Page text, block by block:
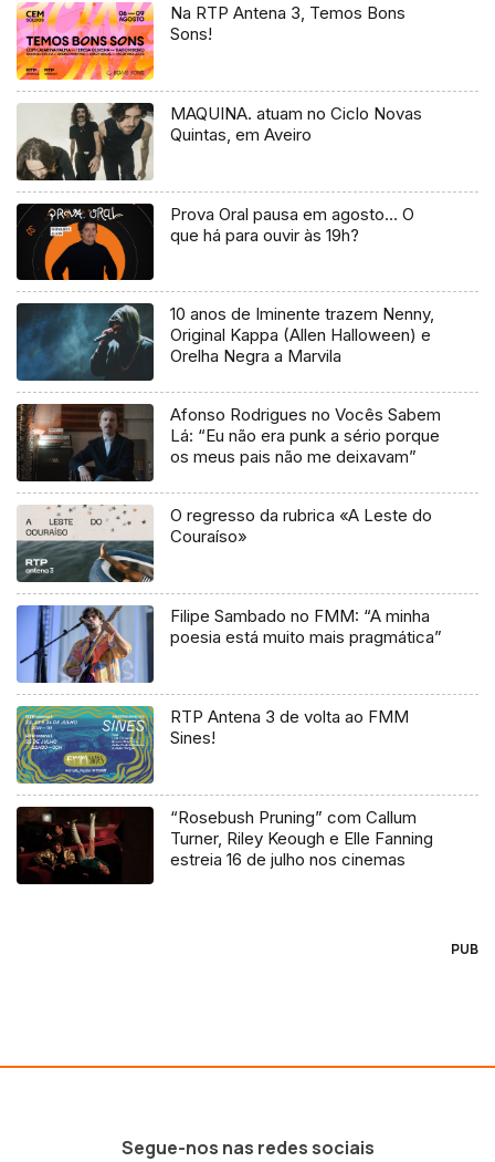
Na RTP Antena 3, Temos Bons
Sons!
MAQUINA. atuam no Ciclo Novas
Quintas, em Aveiro
Prova Oral pausa em agosto… O
que há para ouvir às 19h?
10 anos de Iminente trazem Nenny,
Original Kappa (Allen Halloween) e
Orelha Negra a Marvila
Afonso Rodrigues no Vocês Sabem
Lá: “Eu não era punk a sério porque
os meus pais não me deixavam”
O regresso da rubrica «A Leste do
Couraíso»
Filipe Sambado no FMM: “A minha
poesia está muito mais pragmática”
RTP Antena 3 de volta ao FMM
Sines!
“Rosebush Pruning” com Callum
Turner, Riley Keough e Elle Fanning
estreia 16 de julho nos cinemas
PUB
Segue-nos nas redes sociais